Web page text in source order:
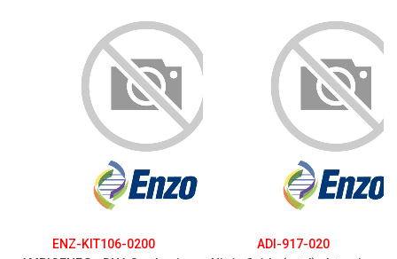
ENZ-KIT106-0200
ADI-917-020